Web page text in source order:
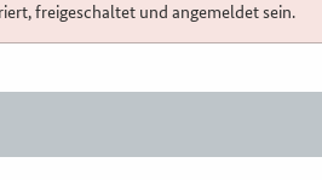
freigeschaltet und angemeldet sein.